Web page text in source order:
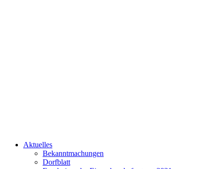
Aktuelles
Bekanntmachungen
Dorfblatt